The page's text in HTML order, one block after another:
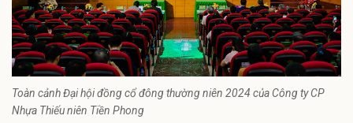
Toàn cảnh Đại hội đồng cổ đông thường niên 2024 của Công ty CP
Nhựa Thiếu niên Tiền Phong